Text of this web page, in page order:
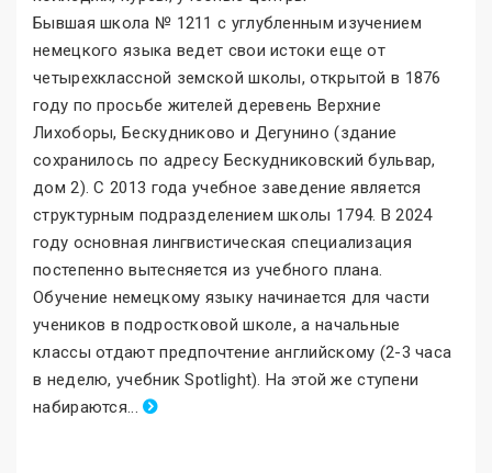
Бывшая школа № 1211 с углубленным изучением
немецкого языка ведет свои истоки еще от
четырехклассной земской школы, открытой в 1876
году по просьбе жителей деревень Верхние
Лихоборы, Бескудниково и Дегунино (здание
сохранилось по адресу Бескудниковский бульвар,
дом 2). С 2013 года учебное заведение является
структурным подразделением школы 1794. В 2024
году основная лингвистическая специализация
постепенно вытесняется из учебного плана.
Обучение немецкому языку начинается для части
учеников в подростковой школе, а начальные
классы отдают предпочтение английскому (2-3 часа
в неделю, учебник Spotlight). На этой же ступени
набираются...